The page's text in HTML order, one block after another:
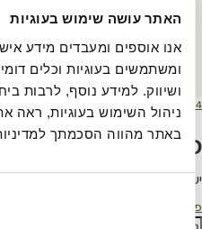
שימוש בעוגיות
בעוגיות, ראה את
הסכמתך למדיניות הפרטיות
מלא
מיוחדות